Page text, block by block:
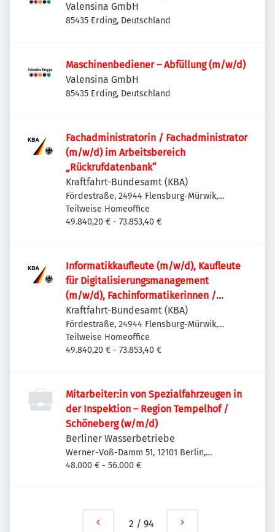
Valensina GmbH
85435 Erding, Deutschland
Maschinenbediener – Abfüllung (m/w/d)
Valensina GmbH
85435 Erding, Deutschland
Fachadministratorin / Fachadministrator
(m/w/d) im Arbeitsbereich
„Rückrufdatenbank“
Kraftfahrt-Bundesamt (KBA)
Fördestraße, 24944 Flensburg-Mürwik,
Deutschland
Teilweise Homeoffice
49.840,20 € - 73.853,40 €
Informatik­kaufleute (m/w/d), Kaufleute
für Digitalisierungs­management
(m/w/d), Fachinformatikerinnen /
Fachinformatiker (m/w/d) oder
vergleichbare IT-Ausbildung für den IT-
Leitstand im Rechenzentrum
Kraftfahrt-Bundesamt (KBA)
Fördestraße, 24944 Flensburg-Mürwik,
Deutschland
Teilweise Homeoffice
49.840,20 € - 73.853,40 €
Mitarbeiter:in von Spezialfahrzeugen in
der Inspektion – Region Tempelhof /
Schöneberg (w/m/d)
Berliner Wasserbetriebe
Werner-Voß-Damm 51, 12101 Berlin,
Deutschland
48.000 € - 56.000 €
2 / 94